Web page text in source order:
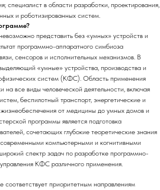
специалист в области разработки, проектирования,
и роботизированных систем.
представить без «умных» устройств и
программно-аппаратного симбиоза
сенсоров и исполнительных механизмов. В
«умные» устройства, производства и
систем (КФС). Область применения
все виды человеческой деятельности, включая
беспилотный транспорт, энергетические и
от медицины до умных домов и
программы является подготовка
сочетающих глубокие теоретические знания
компьютерными и когнитивными
спектр задач по разработке программно-
КФС различного применения.
соответствует приоритетным направлениям